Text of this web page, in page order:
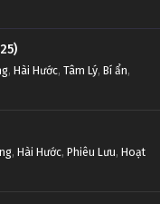
, Hài Hước, Tâm Lý, Bí ẩn,
, Hài Hước, Phiêu Lưu, Hoạt